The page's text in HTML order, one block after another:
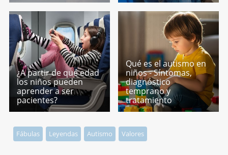
¿A partir de qué edad
los niños pueden
aprender a ser
pacientes?
Qué es el autismo en
niños - Síntomas,
diagnóstico
temprano y
tratamiento
Fábulas Leyendas Autismo Valores